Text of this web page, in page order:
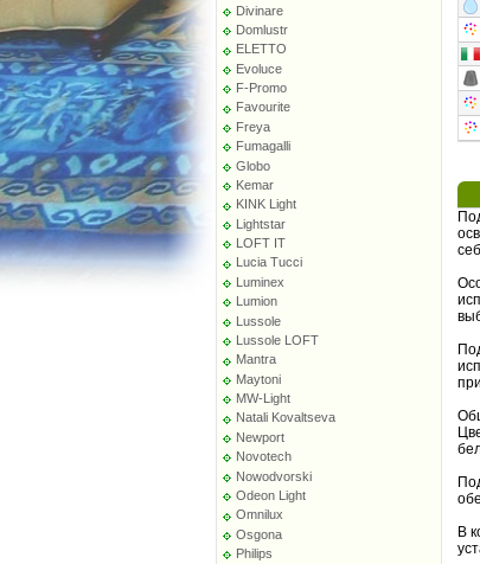
Divinare
Domlustr
ELETTO
Evoluce
F-Promo
Favourite
Freya
Fumagalli
Globo
Kemar
KINK Light
Lightstar
LOFT IT
Lucia Tucci
Luminex
Lumion
Lussole
Lussole LOFT
Mantra
Maytoni
MW-Light
Natali Kovaltseva
Newport
Novotech
Nowodvorski
Odeon Light
Omnilux
Osgona
Philips
В